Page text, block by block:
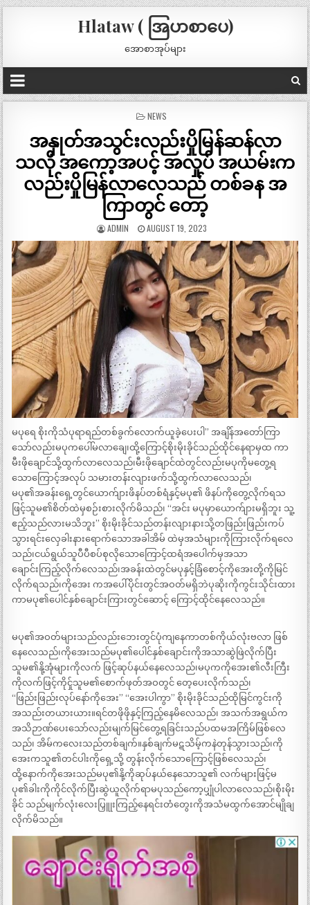
Hlataw ( အြပာစာပေ)
အောစာအုပ်များ
POSTED
NEWS
အနှုတ်အသွင်းလည်းပှိုမြန်ဆန်လာ
သလို အကော့အပင့် အလှုပ် အယမ်းက
လည်းပှိုမြန်လာလေသည် တစ်ခန အ
ကြာတွင် တော့
ADMIN AUGUST 19, 2023
မပုရေ စိုးကိုသံပုရာရည်တစ်ခွက်လောက်ယူခဲ့ပေးပါ” အချိန်အတော်ကြာ
သော်လည်းမပုကပေါ်မလာချေ၊ထို့ကြောင့်စိုးမိုးခိုင်သည်ထိုင်နေရာမှထ ကာ
မီးဖိုချောင်သို့ထွက်လာလေသည်၊မီးဖိုချောင်ထဲတွင်လည်းမပုကိုမတွေ့ရ
သောကြောင့်အလုပ် သမားတန်းလျားဖက်သို့ထွက်လာလေသည်၊
မပု၏အခန်းရှေ့တွင်ယောက်ျားဖိနပ်တစ်ရံနှင့်မပု၏ ဖိနပ်ကိုတွေ့လိုက်ရသ
ဖြင့်သူမ၏စိတ်ထဲမှစဉ်းစားလိုက်မိသည်၊ “အင်း မပုမှာယောက်ျားမရှိဘူး သူ့
ဧည့်သည်လားမသိဘူး” စိုးမိုးခိုင်သည်တန်းလျားနားသို့တဖြည်းဖြည်းကပ်
သွားရင်းလှေခါးနားရောက်သောအခါအိမ် ထဲမှအသံများကိုကြားလိုက်ရလေ
သည်၊ငယ်ရွယ်သူပီပီစပ်စုလိုသောကြောင့်ထရံအပေါက်မှအသာ
ချောင်းကြည့်လိုက်လေသည်၊အခန်းထဲတွင်မပုနှင့်ခြံစောင့်ကိုအေးတို့ကိုမြင်
လိုက်ရသည်၊ကိုအေး ကအပေါ်ပိုင်းတွင်အဝတ်မရှိဘဲပုဆိုးကိုကွင်းသိုင်းထား
ကာမပု၏ပေါင်နှစ်ချောင်းကြားတွင်ဆောင့် ကြောင့်ထိုင်နေလေသည်။
မပု၏အဝတ်များသည်လည်းဘေးတွင်ပုံကျနေကာတစ်ကိုယ်လုံးဗလာ ဖြစ်
နေလေသည်၊ကိုအေးသည်မပု၏ပေါင်နှစ်ချောင်းကိုအသာဆွဲဖြဲလိုက်ပြီး
သူမ၏နို့အုံများကိုလက် ဖြင့်ဆုပ်နယ်နေလေသည်၊မပုကကိုအေး၏လီးကြီး
ကိုလက်ဖြင့်ကိုင်ှုသူမ၏စောက်ဖုတ်အဝတွင် တေ့ပေးလိုက်သည်၊
“ဖြည်းဖြည်းလုပ်နော်ကိုအေး” “အေးပါကွာ” စိုးမိုးခိုင်သည်ထိုမြင်ကွင်းကို
အသည်းတယားယား။ရင်တဖိုဖိုနှင့်ကြည့်နေမိလေသည်၊ အသက်အရွယ်က
အသိဉာဏ်ပေးသော်လည်းမျက်မြင်တွေ့ရခြင်းသည်ပထမအကြိမ်ဖြစ်လေ
သည်၊ အိမ်ကလေးသည်တစ်ချက်။နှစ်ချက်မဋသိမ့်ကနဲတုန်သွားသည်၊ကို
အေးကသူ၏တင်ပါးကိုရှေ့သို့ တွန်းလိုက်သောကြောင့်ဖြစ်လေသည်၊
ထို့နောက်ကိုအေးသည်မပု၏နို့ကိုဆုပ်နယ်နေသောသူ၏ လက်များဖြင့်မ
ပု၏ခါးကိုကိုင်လိုက်ပြီးဆွဲယူလိုက်ရာမပုသည်ကော့ပျှုံပါလာလေသည်၊စိုးမိုး
ခိုင် သည်မျက်လုံးလေးပြှူုးကြည့်နေရင်းတံတွေးကိုအသံမထွက်အောင်မျိုချ
လိုက်မိသည်။